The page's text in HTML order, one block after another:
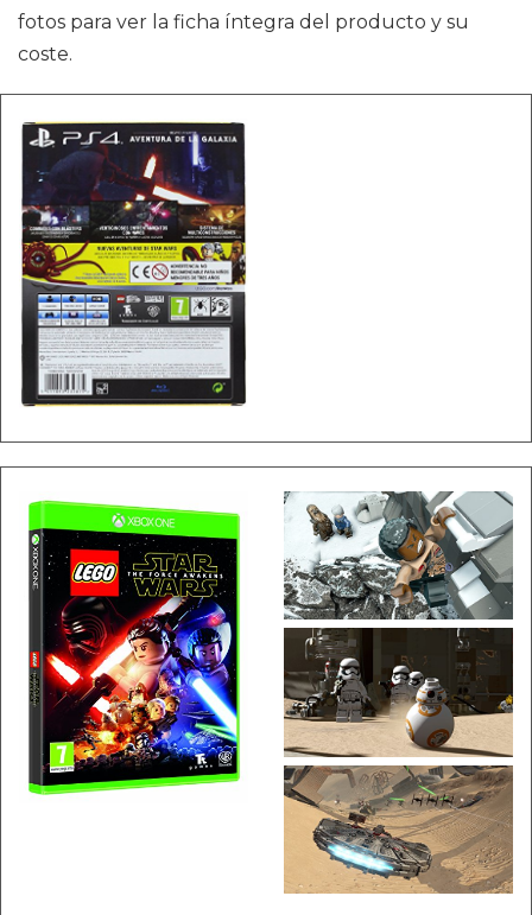
fotos para ver la ficha íntegra del producto y su
coste.